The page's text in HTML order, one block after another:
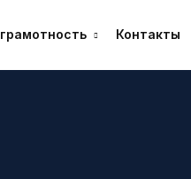
Контакты